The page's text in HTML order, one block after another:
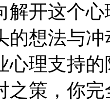
解开这个
的想法与
心理支持
之策，你